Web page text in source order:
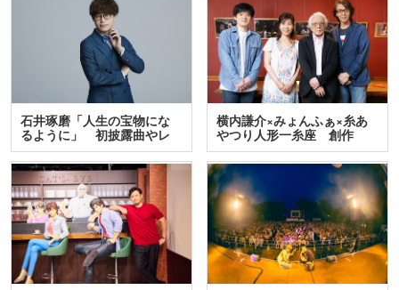
石井琢磨「人生の宝物にな
るように」 初披露曲やレ
ア…
横内謙介×みょんふぁ×糸あ
やつり人形一糸座 創作
人…